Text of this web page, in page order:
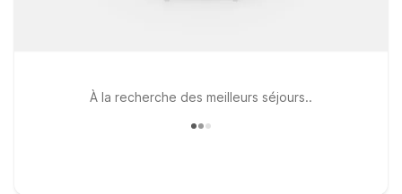
À la recherche des meilleurs séjours..